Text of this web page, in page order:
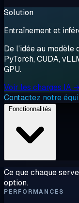
Solution
Entraînement et
De l'idée au modèle
PyTorch, CUDA,
GPU.
Voir les charges IA →
Contactez notre
Ce que chaque
option.
PERFORMANCES